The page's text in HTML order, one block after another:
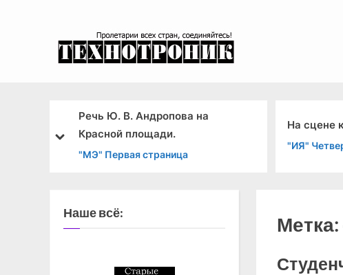
Речь Ю. В. Андропова на
Красной площади.
"МЭ" Первая страница
На сцене
"ИЯ"
prev
next
Метка:
Наше всё: